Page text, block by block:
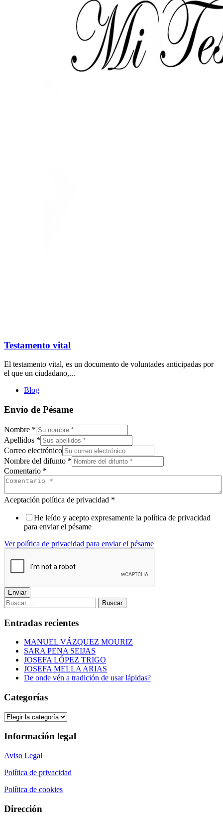
Testamento vital
El testamento vital, es un documento de voluntades anticipadas por
el que un ciudadano,...
Blog
Envío de Pésame
Nombre *
Apellidos *
Correo electrónico
Nombre del difunto *
Comentario *
Aceptación política de privacidad *
He leído y acepto expresamente la política de privacidad
para enviar el pésame
Ver política de privacidad para enviar el pésame
Enviar
Buscar:
Entradas recientes
MANUEL VÁZQUEZ MOURIZ
SARA PENA SEIJAS
JOSEFA LÓPEZ TRIGO
JOSEFA MELLA ARIAS
De onde vén a tradición de usar lápidas?
Categorías
Categorías
Información legal
Aviso Legal
Política de privacidad
Política de cookies
Dirección